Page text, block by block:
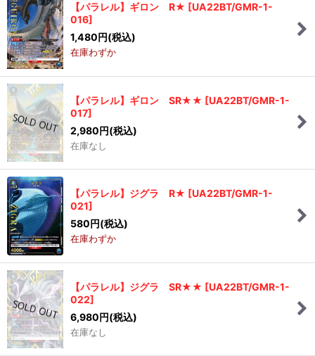
【パラレル】ギロン R★ [UA22BT/GMR-1-
016]
1,480円(税込)
在庫わずか
【パラレル】ギロン SR★★ [UA22BT/GMR-1-
017]
2,980円(税込)
在庫なし
【パラレル】ジグラ R★ [UA22BT/GMR-1-
021]
580円(税込)
在庫わずか
【パラレル】ジグラ SR★★ [UA22BT/GMR-1-
022]
6,980円(税込)
在庫なし